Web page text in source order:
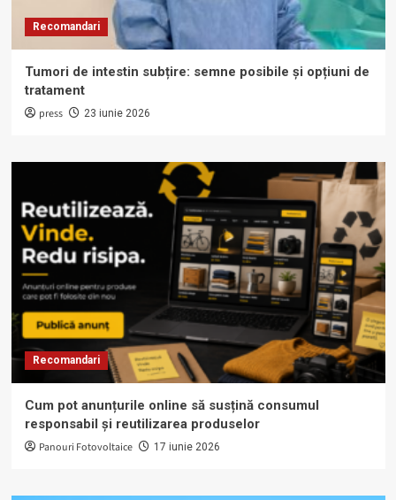
Recomandari
Tumori de intestin subțire: semne posibile și opțiuni de
tratament
press 23 iunie 2026
Recomandari
Cum pot anunțurile online să susțină consumul
responsabil și reutilizarea produselor
Panouri Fotovoltaice 17 iunie 2026